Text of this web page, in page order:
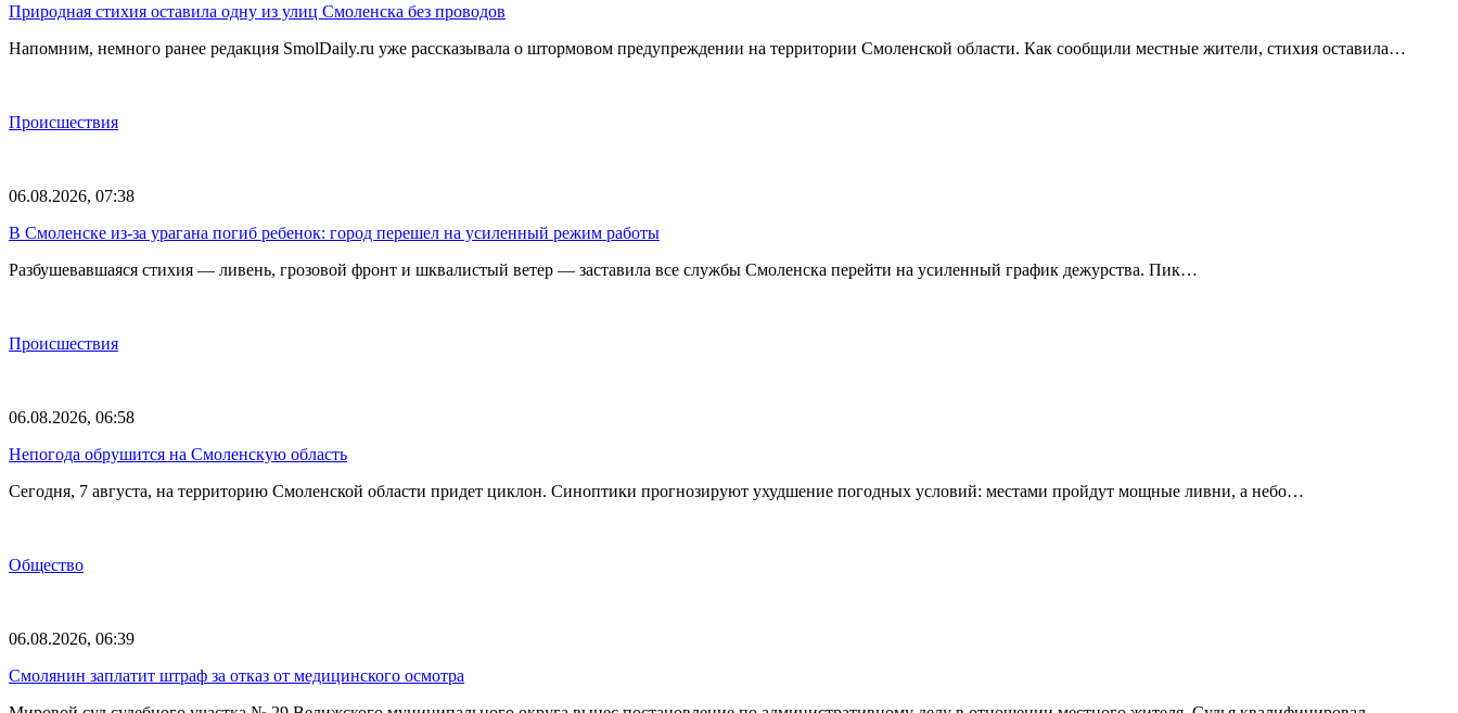
Природная стихия оставила одну из улиц Смоленска без проводов
Напомним, немного ранее редакция SmolDaily.ru уже рассказывала о штормовом предупреждении на территории Смоленской области. Как сообщили местные жители, стихия оставила…
Происшествия
06.08.2026, 07:38
В Смоленске из-за урагана погиб ребенок: город перешел на усиленный режим работы
Разбушевавшаяся стихия — ливень, грозовой фронт и шквалистый ветер — заставила все службы Смоленска перейти на усиленный график дежурства. Пик…
Происшествия
06.08.2026, 06:58
Непогода обрушится на Смоленскую область
Сегодня, 7 августа, на территорию Смоленской области придет циклон. Синоптики прогнозируют ухудшение погодных условий: местами пройдут мощные ливни, а небо…
Общество
06.08.2026, 06:39
Смолянин заплатит штраф за отказ от медицинского осмотра